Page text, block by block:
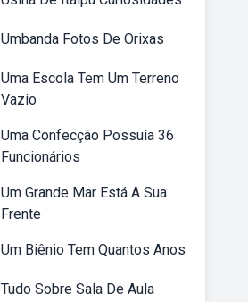
Umbanda Fotos De Orixas
Uma Escola Tem Um Terreno
Vazio
Uma Confecção Possuía 36
Funcionários
Um Grande Mar Está A Sua
Frente
Um Biênio Tem Quantos Anos
Tudo Sobre Sala De Aula